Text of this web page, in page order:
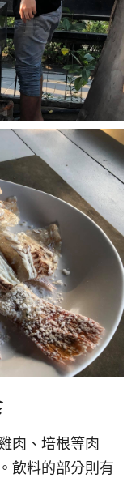
肉、培根等肉
飲料的部分則有